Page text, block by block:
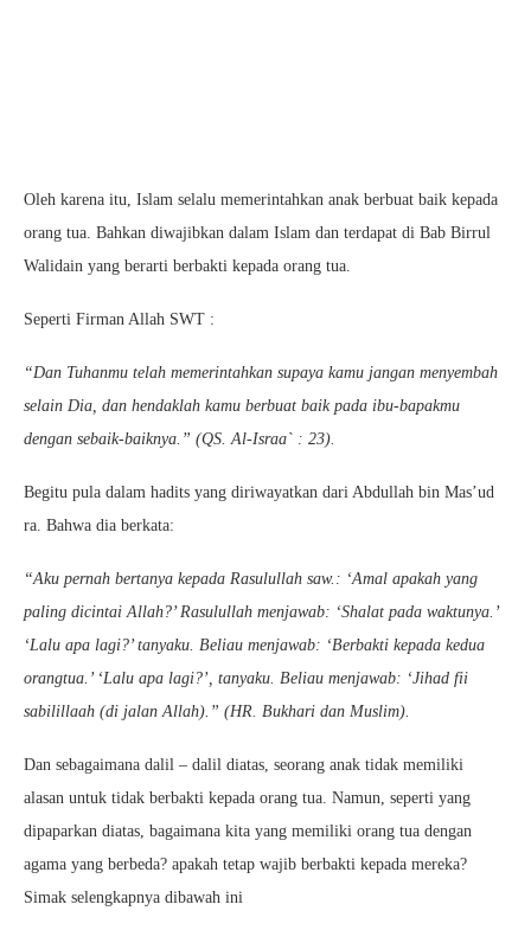
Oleh karena itu, Islam selalu memerintahkan anak berbuat baik kepada
orang tua. Bahkan diwajibkan dalam Islam dan terdapat di Bab Birrul
Walidain yang berarti berbakti kepada orang tua.
Seperti Firman Allah SWT :
“Dan Tuhanmu telah memerintahkan supaya kamu jangan menyembah
selain Dia, dan hendaklah kamu berbuat baik pada ibu-bapakmu
dengan sebaik-baiknya.” (QS. Al-Israa` : 23).
Begitu pula dalam hadits yang diriwayatkan dari Abdullah bin Mas’ud
ra. Bahwa dia berkata:
“Aku pernah bertanya kepada Rasulullah saw.: ‘Amal apakah yang
paling dicintai Allah?’ Rasulullah menjawab: ‘Shalat pada waktunya.’
‘Lalu apa lagi?’ tanyaku. Beliau menjawab: ‘Berbakti kepada kedua
orangtua.’ ‘Lalu apa lagi?’, tanyaku. Beliau menjawab: ‘Jihad fii
sabilillaah (di jalan Allah).” (HR. Bukhari dan Muslim).
Dan sebagaimana dalil – dalil diatas, seorang anak tidak memiliki
alasan untuk tidak berbakti kepada orang tua. Namun, seperti yang
dipaparkan diatas, bagaimana kita yang memiliki orang tua dengan
agama yang berbeda? apakah tetap wajib berbakti kepada mereka?
Simak selengkapnya dibawah ini